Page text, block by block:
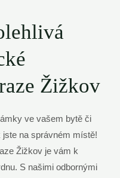
Žižkov
ve ‍vašem ‌bytě či
⁢na správném​ místě!
Žižkov je vám k
‌S ⁤našimi odbornými